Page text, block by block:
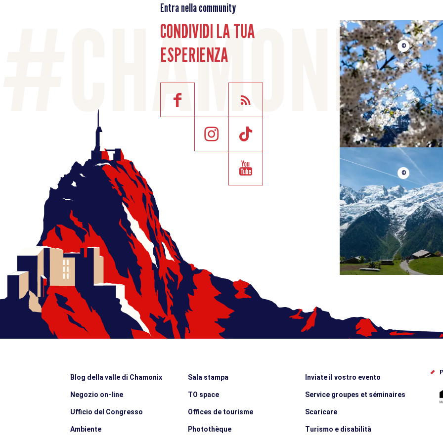
Entra nella community
CONDIVIDI LA TUA
ESPERIENZA
©
©
Blog della valle di Chamonix
Negozio on-line
Ufficio del Congresso
Ambiente
Sala stampa
TO space
Offices de tourisme
Photothèque
Inviate il vostro evento
Service groupes et séminaires
Scaricare
Turismo e disabilità